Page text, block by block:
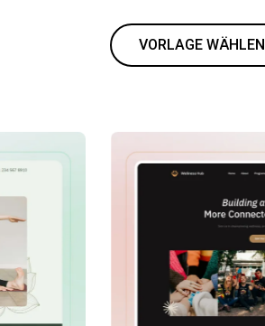
VORLAGE WÄHLEN